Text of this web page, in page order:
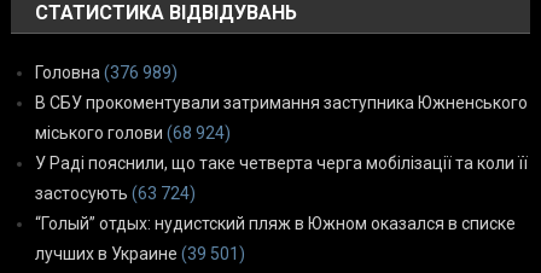
СТАТИСТИКА ВІДВІДУВАНЬ
Головна (376 989)
В СБУ прокоментували затримання заступника Южненського
міського голови (68 924)
У Раді пояснили, що таке четверта черга мобілізації та коли її
застосують (63 724)
“Голый” отдых: нудистский пляж в Южном оказался в списке
лучших в Украине (39 501)